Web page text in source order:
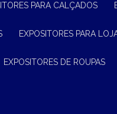
PARA CALÇADOS
EXPOSITORES PARA
EXPOSITORES DE ROUPAS